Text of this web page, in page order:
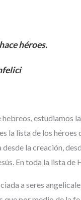
héroes.
estudiamos
la lista de los héroes
la creación,
En toda la lista
a seres